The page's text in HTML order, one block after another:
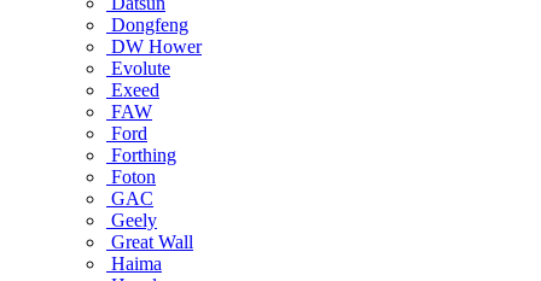
Dongfeng
DW Hower
Evolute
Exeed
FAW
Ford
Forthing
Foton
GAC
Geely
Great Wall
Haima